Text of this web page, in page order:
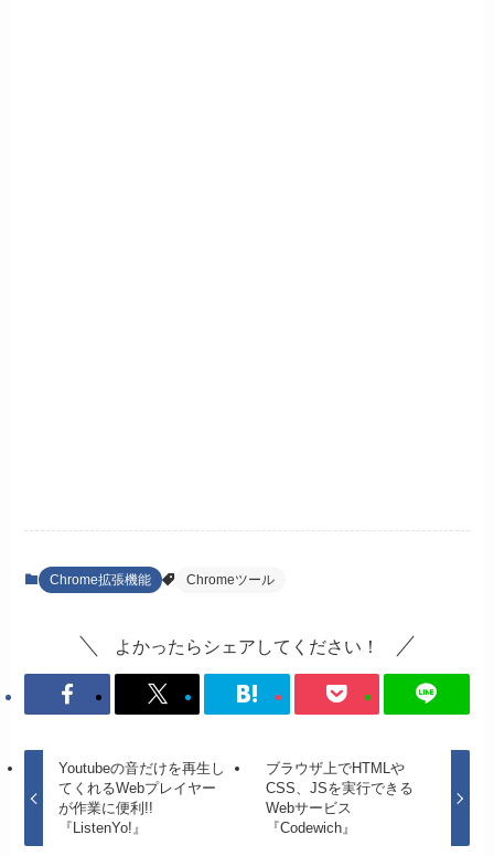
Chrome拡張機能 Chromeツール
よかったらシェアしてください！
Youtubeの音だけを再生し
てくれるWebプレイヤー
が作業に便利!!
『ListenYo!』
ブラウザ上でHTMLや
CSS、JSを実行できる
Webサービス
『Codewich』